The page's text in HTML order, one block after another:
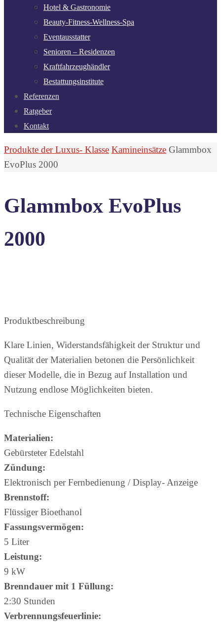
Hotel & Gastronomie
Beauty-Fitness-Wellness-Spa
Eventausstatter
Senioren – Residenzen
Kraftfahrzeughändler
Bestattungsinstitute
Referenzen
Ratgeber
Kontakt
Start
Produkte der Luxus- Klasse Kamineinsätze Glammbox
EvoPlus 2000
Glammbox EvoPlus
2000
Produktbeschreibung
Klare Linien, Widerstandsfähigkeit der Struktur und
Qualität der Materialien betonen die Persönlichkeit
dieser Modelle, die in Bezug auf Installation und
Nutzung endlose Möglichkeiten bieten.
Technische Eigenschaften
Materialien:
Gebürsteter Edelstahl
Zündung:
Elektronisch per Fernbedienung / Display- Anzeige
Brennstoff:
Flüssiger Bioethanol
Fassungsvermögen:
5 Liter
Leistung:
9 kW
Brenndauer mit 1 Füllung:
2:30 Stunden
Verbrennungsfeuerlinie: